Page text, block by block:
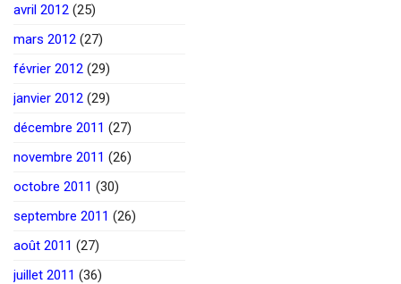
avril 2012 (25)
mars 2012 (27)
février 2012 (29)
janvier 2012 (29)
décembre 2011 (27)
novembre 2011 (26)
octobre 2011 (30)
septembre 2011 (26)
août 2011 (27)
juillet 2011 (36)